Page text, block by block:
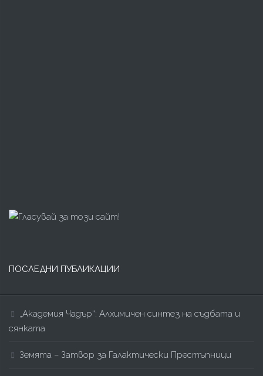
ПОСЛЕДНИ ПУБЛИКАЦИИ
„Академия Чадър“: Алхимичен синтез на съдбата и
сянката
Земята – Затвор за Галактически Престъпници